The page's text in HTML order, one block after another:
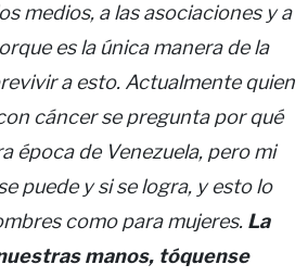
medios, a las asociaciones y a
es la única manera de la
a esto. Actualmente quien
cáncer se pregunta por qué
época de Venezuela, pero mi
puede y si se logra, y esto lo
como para mujeres. La
manos, tóquense